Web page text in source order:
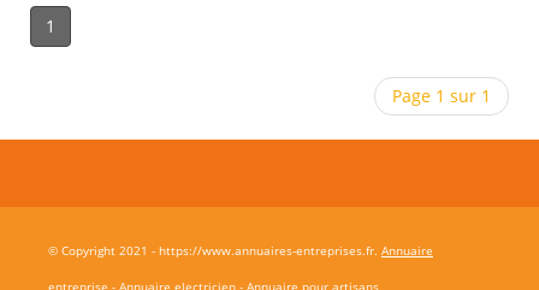
1
Page 1 sur 1
© Copyright 2021 - https://www.annuaires-entreprises.fr. Annuaire
entreprise - Annuaire electricien - Annuaire pour artisans